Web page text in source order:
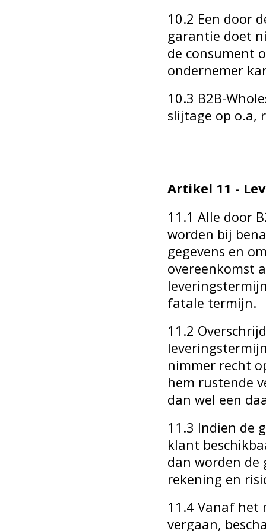
10.2 Een door
garantie doet
de consument
ondernemer
10.3 B2B-
slijtage op o.a,
Artikel 11 -
11.1 Alle door
worden bij
gegevens en
overeenkomst
fatale termijn.
11.2
nimmer recht
hem rustende
dan wel een
11.3 Indien de
klant
dan worden de
rekening en
11.4 Vanaf het
vergaan,